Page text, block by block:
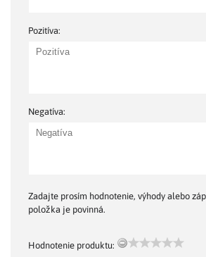
Pozitíva:
Negatíva:
Zadajte prosím hodnotenie, výhody alebo
položka je povinná.
Hodnotenie produktu: